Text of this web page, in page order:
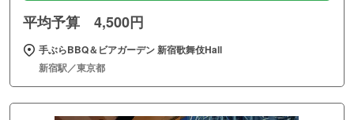
平均予算 4,500円
手ぶらBBQ＆ビアガーデン 新宿歌舞伎Hall
新宿駅／東京都